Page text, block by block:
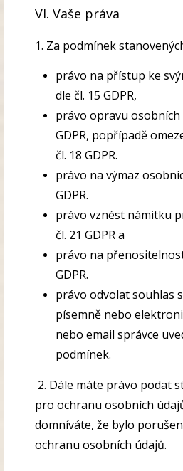
VI. Vaše práva
1. Za podmínek
právo na přístup ke
dle čl. 15 GDPR,
právo opravu osobních
GDPR, popřípadě
čl. 18 GDPR.
právo na výmaz
GDPR.
právo vznést námitku
čl. 21 GDPR a
právo na
GDPR.
právo odvolat souhlas
písemně nebo
nebo email správce
podmínek.
2. Dále máte právo podat
pro ochranu osobních
domníváte, že bylo
ochranu osobních údajů.